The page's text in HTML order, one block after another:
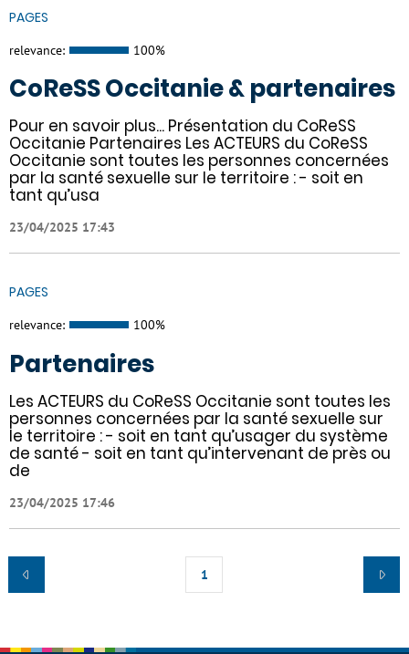
PAGES
relevance: 100%
CoReSS Occitanie & partenaires
Pour en savoir plus... Présentation du CoReSS
Occitanie Partenaires Les ACTEURS du CoReSS
Occitanie sont toutes les personnes concernées
par la santé sexuelle sur le territoire : - soit en
tant qu’usa
23/04/2025 17:43
PAGES
relevance: 100%
Partenaires
Les ACTEURS du CoReSS Occitanie sont toutes les
personnes concernées par la santé sexuelle sur
le territoire : - soit en tant qu’usager du système
de santé - soit en tant qu’intervenant de près ou
de
23/04/2025 17:46
1